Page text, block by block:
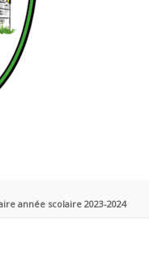
année scolaire 2023-2024